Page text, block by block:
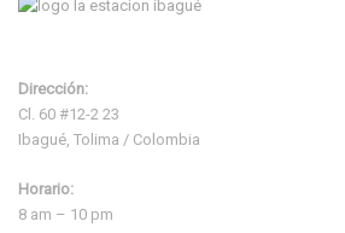
Dirección:
Cl. 60 #12-2 23
Ibagué, Tolima / Colombia
Horario:
8 am – 10 pm